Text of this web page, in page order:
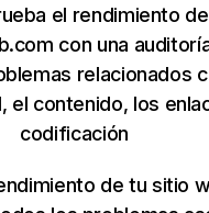
el rendimiento de
con una
relacionados
el contenido, los
codificación
de tu sitio